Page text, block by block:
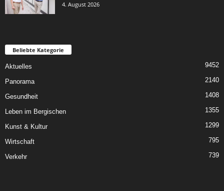
4. August 2026
Beliebte Kategorie
Aktuelles 9452
Panorama 2140
Gesundheit 1408
Leben im Bergischen 1355
Kunst & Kultur 1299
Wirtschaft 795
Verkehr 739